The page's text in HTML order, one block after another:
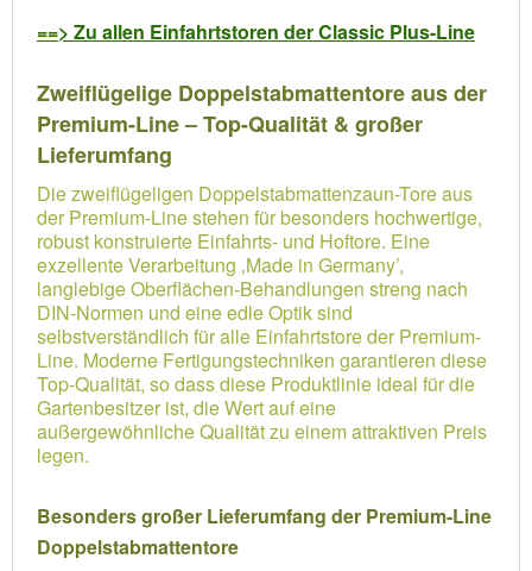
==> Zu allen Einfahrtstoren der Classic Plus-Line
Zweiflügelige Doppelstabmattentore aus der
Premium-Line – Top-Qualität & großer
Lieferumfang
Die zweiflügeligen Doppelstabmattenzaun-Tore aus
der Premium-Line stehen für besonders hochwertige,
robust konstruierte Einfahrts- und Hoftore. Eine
exzellente Verarbeitung ‚Made in Germany’,
langlebige Oberflächen-Behandlungen streng nach
DIN-Normen und eine edle Optik sind
selbstverständlich für alle Einfahrtstore der Premium-
Line. Moderne Fertigungstechniken garantieren diese
Top-Qualität, so dass diese Produktlinie ideal für die
Gartenbesitzer ist, die Wert auf eine
außergewöhnliche Qualität zu einem attraktiven Preis
legen.
Besonders großer Lieferumfang der Premium-Line
Doppelstabmattentore